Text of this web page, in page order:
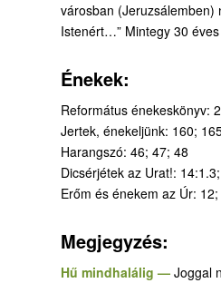
városban
Istenért…” Mintegy 30
Énekek:
Református énekeskönyv:
Jertek, énekeljünk: 160;
Harangszó: 46; 47; 48
Dicsérjétek az Urat!:
Erőm és énekem az Úr:
Megjegyzés:
Hű mindhalálig — Joggal